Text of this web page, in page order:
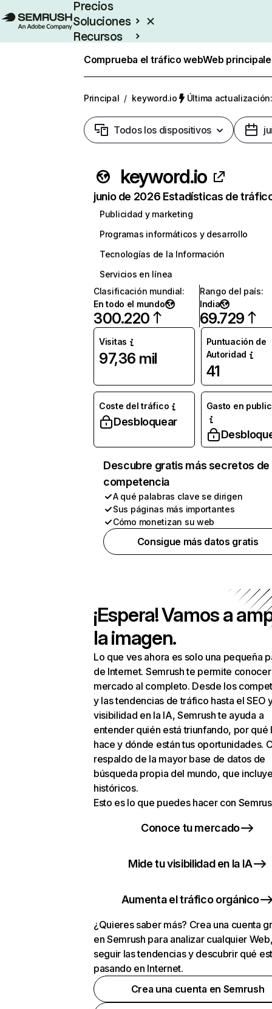
Precios
Soluciones
Recursos
Comprueba el tráfico webWeb
Principal / keyword.io Última
Todos los dispositivos
keyword.io
junio de 2026 Estadísticas de
Publicidad y marketing
Programas informáticos y desarrollo
Tecnologías de la Información
Servicios en línea
Clasificación mundial:
En todo el mundo
300.220
Rango del país:
India
69.729
Visitas
97,36 mil
Puntuación de
Autoridad
41
Coste del tráfico
Desbloquear
Gasto en
Descubre gratis más secretos de
competencia
A qué palabras clave se dirigen
Sus páginas más importantes
Cómo monetizan su web
Consigue más datos gratis
¡Espera! Vamos a
la imagen.
Lo que ves ahora es solo una pequeña
de Internet. Semrush te permite
mercado al completo. Desde los
y las tendencias de tráfico hasta el SEO
visibilidad en la IA, Semrush te ayuda a
entender quién está triunfando, por qué
hace y dónde están tus oportunidades.
respaldo de la mayor base de datos de
búsqueda propia del mundo, que
históricos.
Esto es lo que puedes hacer con
Conoce tu mercado
Mide tu visibilidad en la IA
Aumenta el tráfico orgánico
¿Quieres saber más? Crea una cuenta
en Semrush para analizar cualquier
seguir las tendencias y descubrir qué
pasando en Internet.
Crea una cuenta en Semrush